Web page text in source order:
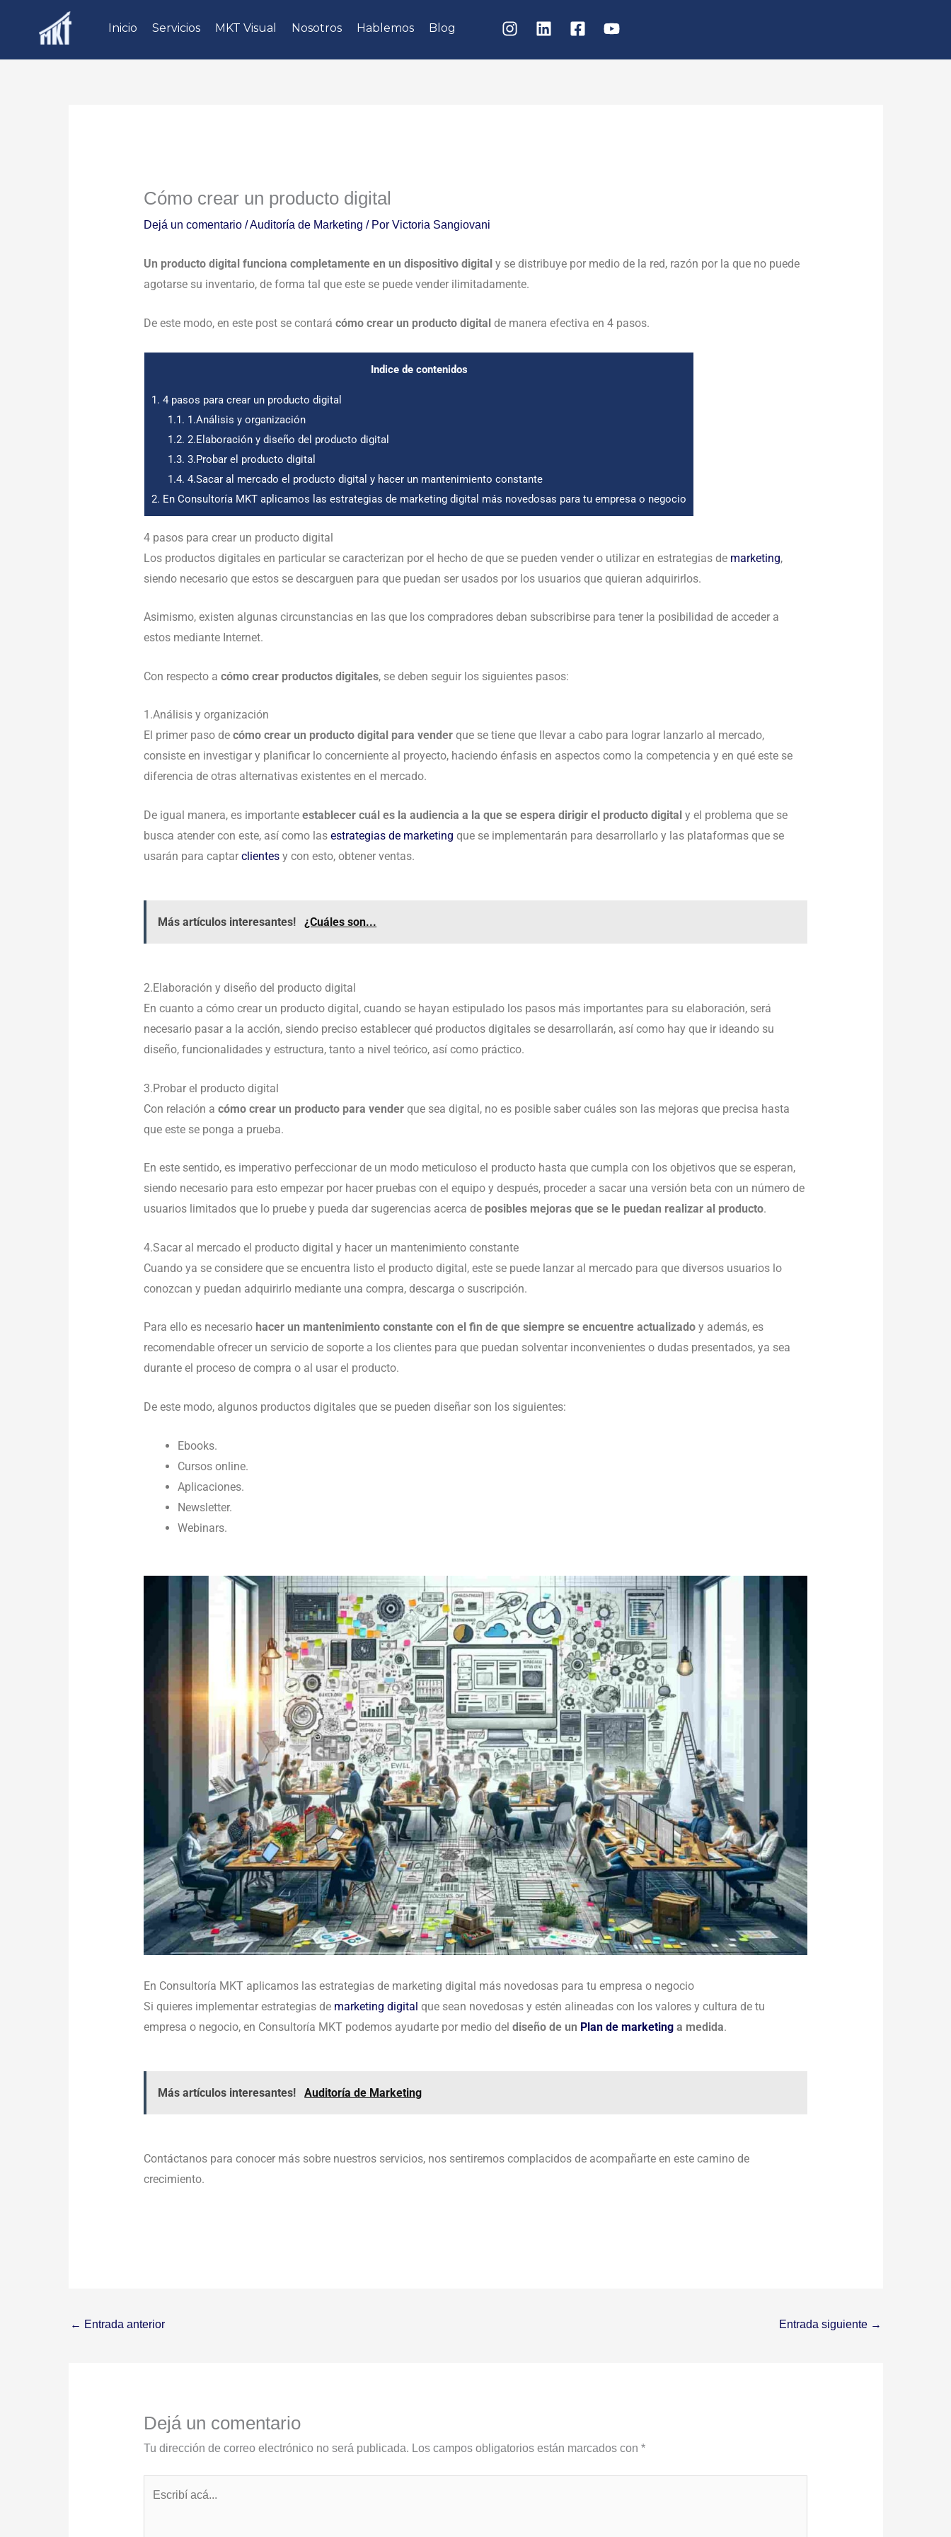
Inicio Servicios MKT Visual Nosotros Hablemos Blog
Cómo crear un producto digital
Dejá un comentario /Auditoría de Marketing / PorVictoria Sangiovani
Un producto digital funciona completamente en un dispositivo digitaly se distribuye por medio de la red, razón por la que no puede
agotarse su inventario, de forma tal que este se puede vender ilimitadamente.
De este modo, en este post se contarácómo crear un producto digitalde manera efectiva en 4 pasos.
Indice de contenidos
1. 4 pasos para crear un producto digital
1.1. 1.Análisis y organización
1.2. 2.Elaboración y diseño del producto digital
1.3. 3.Probar el producto digital
1.4. 4.Sacar al mercado el producto digital y hacer un mantenimiento constante
2. En Consultoría MKT aplicamos las estrategias de marketing digital más novedosas para tu empresa o negocio
4 pasos para crear un producto digital
Los productos digitales en particular se caracterizan por el hecho de que se pueden vender o utilizar en estrategias de marketing,
siendo necesario que estos se descarguen para que puedan ser usados por los usuarios que quieran adquirirlos.
Asimismo, existen algunas circunstancias en las que los compradores deban subscribirse para tener la posibilidad de acceder a
estos mediante Internet.
Con respecto acómo crear productos digitales, se deben seguir los siguientes pasos:
1.Análisis y organización
El primer paso decómo crear un producto digital para venderque se tiene que llevar a cabo para lograr lanzarlo al mercado,
consiste en investigar y planificar lo concerniente al proyecto, haciendo énfasis en aspectos como la competencia y en qué este se
diferencia de otras alternativas existentes en el mercado.
De igual manera, es importanteestablecer cuál es la audiencia a la que se espera dirigir el producto digital y el problema que se
busca atender con este, así como lasestrategias de marketing que se implementarán para desarrollarlo y las plataformas que se
usarán para captarclientes y con esto, obtener ventas.
Más artículos interesantes! ¿Cuáles son...
2.Elaboración y diseño del producto digital
En cuanto a cómo crear un producto digital, cuando se hayan estipulado los pasos más importantes para su elaboración, será
necesario pasar a la acción, siendo preciso establecer qué productos digitales se desarrollarán, así como hay que ir ideando su
diseño, funcionalidades y estructura, tanto a nivel teórico, así como práctico.
3.Probar el producto digital
Con relación acómo crear un producto para vender que sea digital, no es posible saber cuáles son las mejoras que precisa hasta
que este se ponga a prueba.
En este sentido, es imperativo perfeccionar de un modo meticuloso el producto hasta que cumpla con los objetivos que se esperan,
siendo necesario para esto empezar por hacer pruebas con el equipo y después, proceder a sacar una versión beta con un número de
usuarios limitados que lo pruebe y pueda dar sugerencias acerca de posibles mejoras que se le puedan realizar al producto.
4.Sacar al mercado el producto digital y hacer un mantenimiento constante
Cuando ya se considere que se encuentra listo el producto digital, este se puede lanzar al mercado para que diversos usuarios lo
conozcan y puedan adquirirlo mediante una compra, descarga o suscripción.
Para ello es necesario hacer un mantenimiento constante con el fin de que siempre se encuentre actualizadoy además, es
recomendable ofrecer un servicio de soporte a los clientes para que puedan solventar inconvenientes o dudas presentados, ya sea
durante el proceso de compra o al usar el producto.
De este modo, algunos productos digitales que se pueden diseñar son los siguientes:
Ebooks.
Cursos online.
Aplicaciones.
Newsletter.
Webinars.
En Consultoría MKT aplicamos las estrategias de marketing digital más novedosas para tu empresa o negocio
Si quieres implementar estrategias de marketing digital que sean novedosas y estén alineadas con los valores y cultura de tu
empresa o negocio, en Consultoría MKT podemos ayudarte por medio deldiseño de un Plan de marketing a medida.
Más artículos interesantes! Auditoría de Marketing
Contáctanos para conocer más sobre nuestros servicios, nos sentiremos complacidos de acompañarte en este camino de
crecimiento.
← Entrada anterior Entrada siguiente →
Dejá un comentario
Tu dirección de correo electrónico no será publicada. Los campos obligatorios están marcados con*